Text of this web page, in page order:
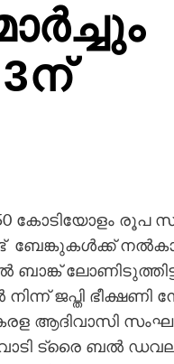
കോടിയോളം രൂപ
ബേങ്കുകൾക്ക്
ബാങ്ക്
ജപ്തി ഭീക്ഷണി
ആദിവാസി
ട്രൈ ബൽ